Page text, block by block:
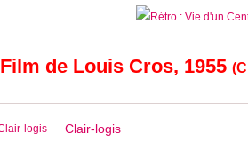
Film de Louis Cros, 1955
Clair-logis